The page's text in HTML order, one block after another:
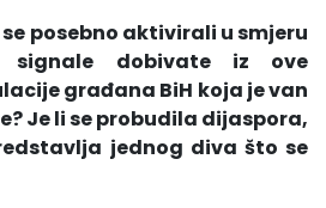
se posebno aktivirali u smjeru
signale dobivate iz ove
građana BiH koja je van
Je li se probudila dijaspora,
jednog diva što se